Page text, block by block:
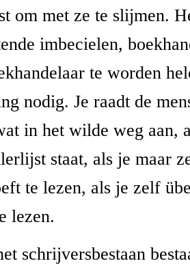
om met ze te slijmen.
imbecielen,
te worden
nodig. Je raadt de
in het wilde weg aan,
staat, als je maar
te lezen, als je zelf
lezen.
schrijversbestaan